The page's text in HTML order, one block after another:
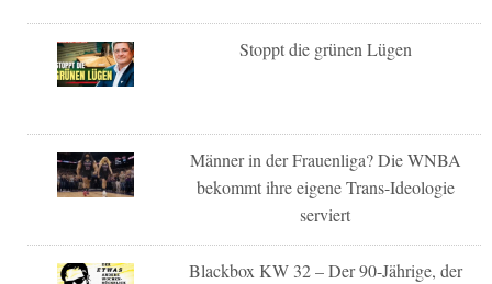
Stoppt die grünen Lügen
Männer in der Frauenliga? Die WNBA
bekommt ihre eigene Trans-Ideologie
serviert
Blackbox KW 32 – Der 90-Jährige, der